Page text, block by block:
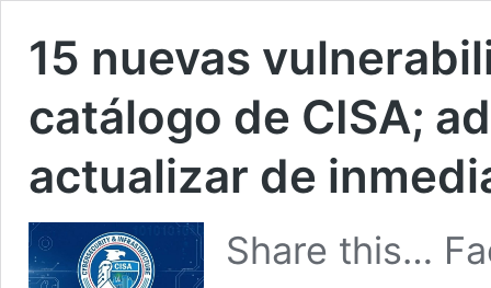
15 nuevas
catálogo de CISA;
actualizar de
Share this…